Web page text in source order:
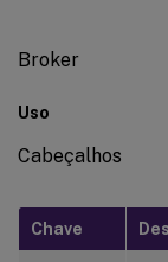
Broker
Uso
Cabeçalhos
Chave